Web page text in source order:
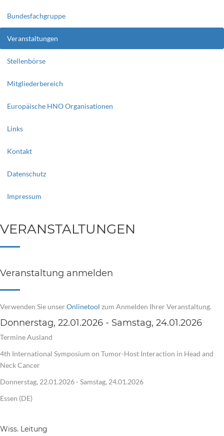
Bundesfachgruppe
Veranstaltungen
Stellenbörse
Mitgliederbereich
Europäische HNO Organisationen
Links
Kontakt
Datenschutz
Impressum
VERANSTALTUNGEN
Veranstaltung anmelden
Verwenden Sie unser Onlinetool zum Anmelden Ihrer Veranstaltung.
Donnerstag, 22.01.2026 - Samstag, 24.01.2026
Termine Ausland
4th International Symposium on Tumor-Host Interaction in Head and
Neck Cancer
Donnerstag, 22.01.2026 - Samstag, 24.01.2026
Essen (DE)
Wiss. Leitung